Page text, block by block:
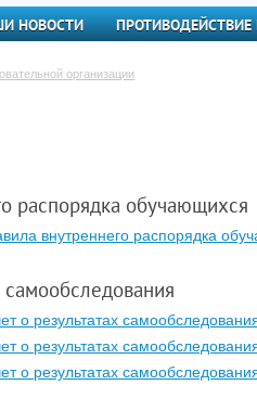
НОВОСТИ
организации
распорядка обучающихся
внутреннего распорядка
самообследования
о результатах
о результатах
о результатах